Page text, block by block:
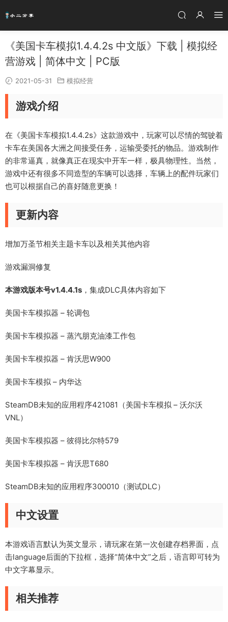
《美国卡车模拟1.4.4.2s 中文版》下载 | 模拟经
营游戏 | 简体中文 | PC版
2021-05-31 模拟经营
游戏介绍
在《美国卡车模拟1.4.4.2s》这款游戏中，玩家可以尽情的驾驶着
卡车在美国各大洲之间接受任务，运输受委托的物品。游戏制作
的非常逼真，就像真正在现实中开车一样，极具物理性。当然，
游戏中还有很多不同造型的车辆可以选择，车辆上的配件玩家们
也可以根据自己的喜好随意更换！
更新内容
增加万圣节相关主题卡车以及相关其他内容
游戏漏洞修复
本游戏版本号v1.4.4.1s ，集成DLC具体内容如下
美国卡车模拟器 – 轮调包
美国卡车模拟器 – 蒸汽朋克油漆工作包
美国卡车模拟器 – 肯沃思W900
美国卡车模拟 – 内华达
SteamDB未知的应用程序421081（美国卡车模拟 – 沃尔沃
VNL）
美国卡车模拟器 – 彼得比尔特579
美国卡车模拟器 – 肯沃思T680
SteamDB未知的应用程序300010（测试DLC）
中文设置
本游戏语言默认为英文显示，请玩家在第一次创建存档界面，点
击language后面的下拉框，选择“简体中文”之后，语言即可转为
中文字幕显示。
相关推荐